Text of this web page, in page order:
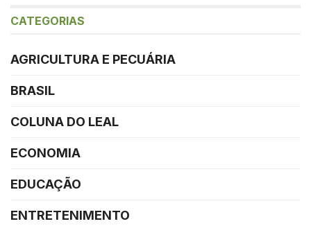
CATEGORIAS
AGRICULTURA E PECUÁRIA
BRASIL
COLUNA DO LEAL
ECONOMIA
EDUCAÇÃO
ENTRETENIMENTO